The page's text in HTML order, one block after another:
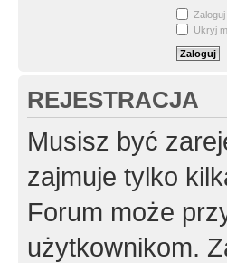
Ukryj
REJESTRACJA
Musisz być
zajmuje tylko
Forum może
użytkownikom.